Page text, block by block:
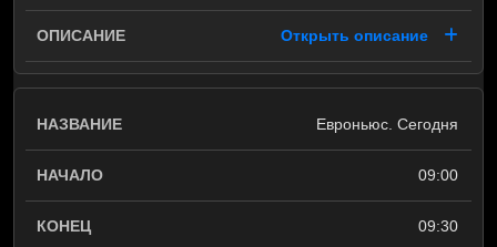
Открыть описание
Евроньюс. Сегодня
09:00
09:30